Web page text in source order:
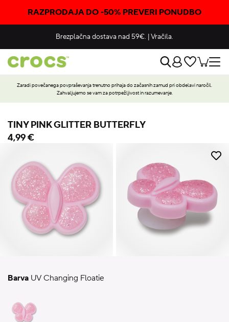
RAZPRODAJA DO -50% PREVERI PONUDBO
Brezplačna dostava nad 59€. |Vračila.
Zaradi povečanega povpraševanja trenutno prihaja do začasnih zamud pri obdelavi naročil.
Zahvaljujemo se vam za potrpežljivost in razumevanje.
TINY PINK GLITTER BUTTERFLY
4,99 €
Barva UV Changing Floatie